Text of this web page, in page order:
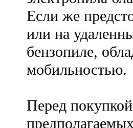
Если же
или на
бензопиле,
мобильностью.
Перед